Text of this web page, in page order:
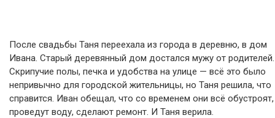
После свадьбы Таня переехала из города в деревню, в дом
Ивана. Старый деревянный дом достался мужу от родителей.
Скрипучие полы, печка и удобства на улице — всё это было
непривычно для городской жительницы, но Таня решила, что
справится. Иван обещал, что со временем они всё обустроят,
проведут воду, сделают ремонт. И Таня верила.